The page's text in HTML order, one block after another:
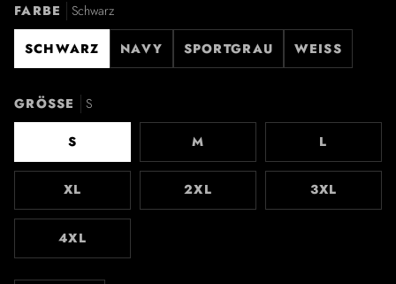
FARBE Schwarz
SCHWARZ NAVY SPORTGRAU WEISS
GRÖSSE S
S M L
XL 2XL 3XL
4XL